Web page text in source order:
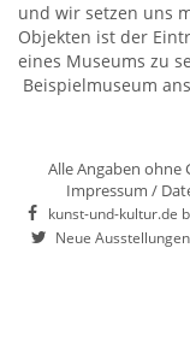
und wir setzen uns
Objekten ist der
eines Museums zu
Beispielmuseum
Alle Angaben
Impressum /
kunst-und-kultur.de
Neue